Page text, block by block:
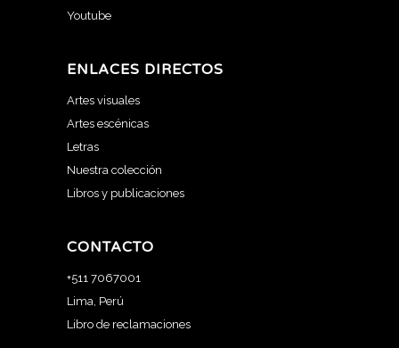
Youtube
ENLACES DIRECTOS
Artes visuales
Artes escénicas
Letras
Nuestra colección
Libros y publicaciones
CONTACTO
+511 7067001
Lima, Perú
Libro de reclamaciones